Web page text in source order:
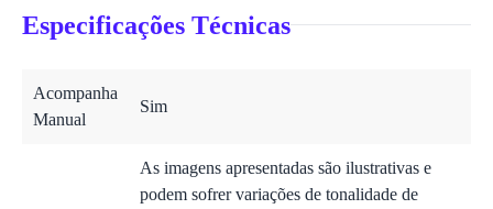
Especificações Técnicas
Acompanha
Manual
Sim
As imagens apresentadas são ilustrativas e
podem sofrer variações de tonalidade de